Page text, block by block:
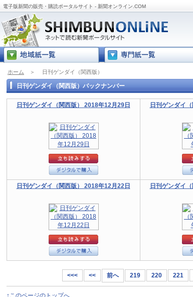
電子版新聞の販売・購読ポータルサイト - 新聞オンライン.COM
ホーム ＞ 日刊ゲンダイ（関西版）
日刊ゲンダイ（関西版）バックナンバー
日刊ゲンダイ（関西版） 2018年12月29日 日刊ゲンダイ
日刊ゲンダイ（関西版） 2018年12月22日 日刊ゲンダイ
<<< << 前へ 219 220 221
↑このページのトップへ